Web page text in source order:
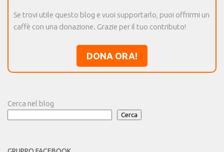
Se trovi utile questo blog e vuoi supportarlo, puoi offrirmi un
caffè con una donazione. Grazie per il tuo contributo!
DONA ORA!
Cerca nel blog
Cerca